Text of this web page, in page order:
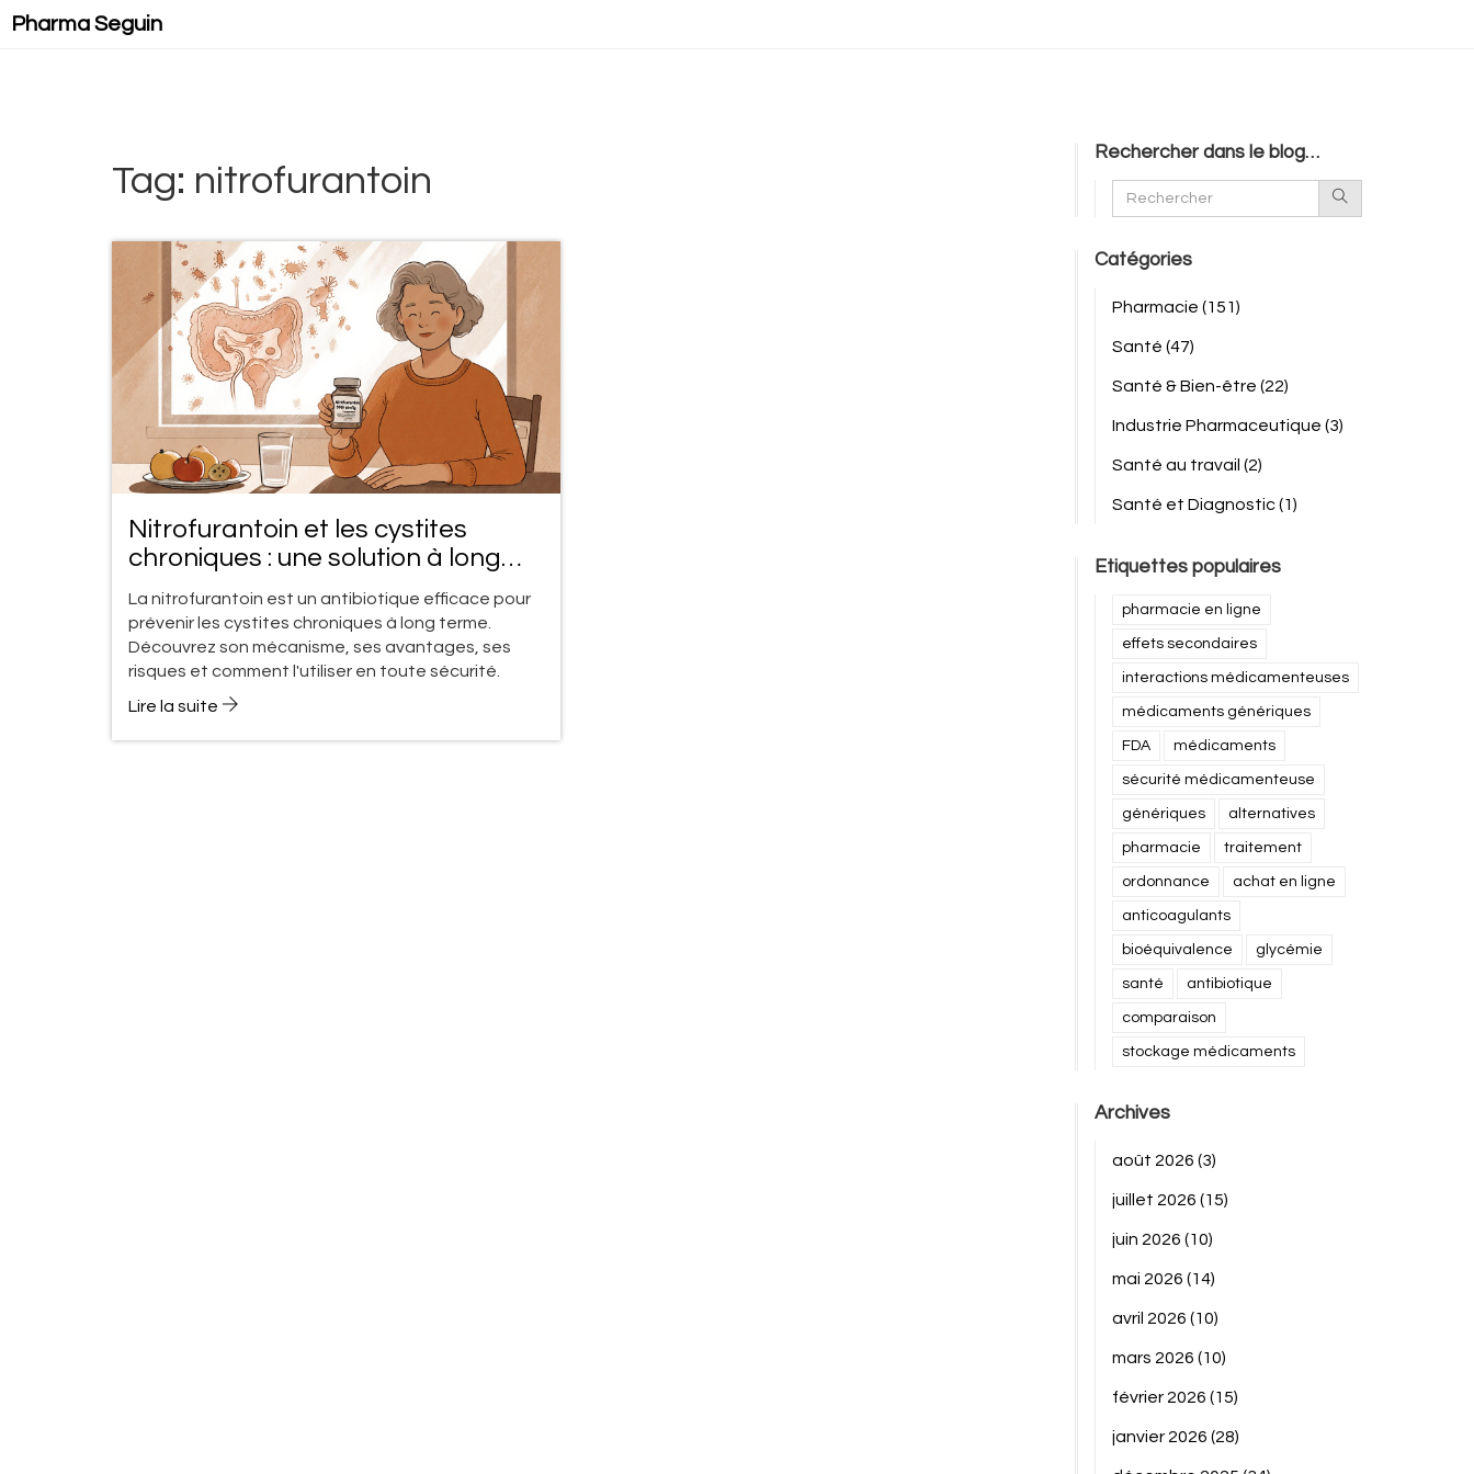
Pharma Seguin
Tag: nitrofurantoin
Nitrofurantoin et les cystites
chroniques : une solution à long
terme ?
La nitrofurantoin est un antibiotique efficace pour
prévenir les cystites chroniques à long terme.
Découvrez son mécanisme, ses avantages, ses
risques et comment l'utiliser en toute sécurité.
Lire la suite
Rechercher dans le blog…
Catégories
Pharmacie (151)
Santé (47)
Santé & Bien-être (22)
Industrie Pharmaceutique (3)
Santé au travail (2)
Santé et Diagnostic(1)
Etiquettes populaires
pharmacie en ligne
effets secondaires
interactions médicamenteuses
médicaments génériques
FDA médicaments
sécurité médicamenteuse
génériques alternatives
pharmacie traitement
ordonnance achat en ligne
anticoagulants
bioéquivalence glycémie
santé antibiotique
comparaison
stockage médicaments
Archives
août 2026 (3)
juillet 2026 (15)
juin 2026 (10)
mai 2026 (14)
avril 2026 (10)
mars 2026 (10)
février 2026 (15)
janvier 2026 (28)